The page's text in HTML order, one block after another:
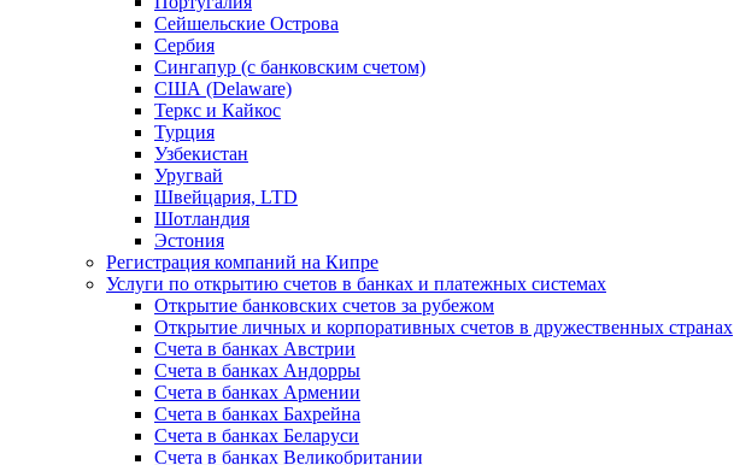
Сейшельские Острова
Сербия
Сингапур (c банковским счетом)
США (Delaware)
Теркс и Кайкос
Турция
Узбекистан
Уругвай
Швейцария, LTD
Шотландия
Эстония
Регистрация компаний на Кипре
Услуги по открытию счетов в банках и платежных системах
Открытие банковских счетов за рубежом
Открытие личных и корпоративных счетов в дружественных странах
Счета в банках Австрии
Счета в банках Андорры
Счета в банках Армении
Счета в банках Бахрейна
Счета в банках Беларуси
Счета в банках Великобритании